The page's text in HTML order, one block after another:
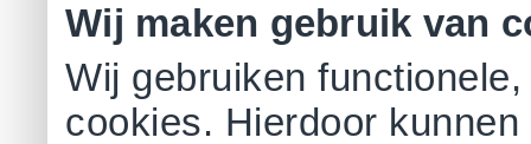
Wij maken gebruik van
Wij gebruiken
cookies. Hierdoor